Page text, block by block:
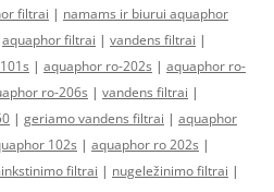
filtrai | namams ir biurui aquaphor
aquaphor filtrai | vandens filtrai |
| aquaphor ro-202s | aquaphor ro-
ro-206s | vandens filtrai |
| geriamo vandens filtrai | aquaphor
102s | aquaphor ro 202s |
filtrai | nugeležinimo filtrai |